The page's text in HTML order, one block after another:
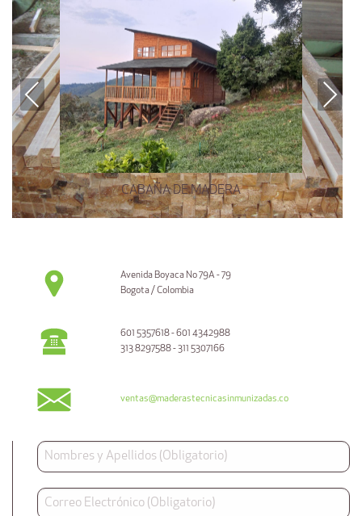
CABAÑA DE MADERA
Previous Next
Avenida Boyaca No 79A - 79
Bogota / Colombia
601 5357618 - 601 4342988
313 8297588 - 311 5307166
ventas@maderastecnicasinmunizadas.co